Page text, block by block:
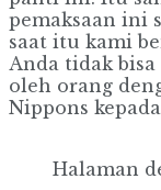
pemaksaan ini
saat itu kami
Anda tidak
oleh orang
Nippons
Halaman